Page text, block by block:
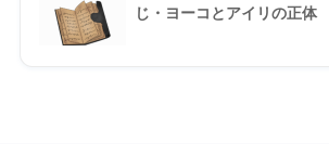
じ・ヨーコとアイリの正体